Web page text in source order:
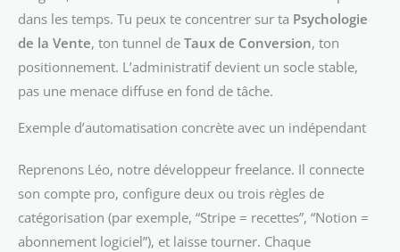
dans les temps. Tu peux te concentrer sur ta Psychologie
de la Vente, ton tunnel de Taux de Conversion, ton
positionnement. L’administratif devient un socle stable,
pas une menace diffuse en fond de tâche.
Exemple d’automatisation concrète avec un indépendant
Reprenons Léo, notre développeur freelance. Il connecte
son compte pro, configure deux ou trois règles de
catégorisation (par exemple, “Stripe = recettes”, “Notion =
abonnement logiciel”), et laisse tourner. Chaque